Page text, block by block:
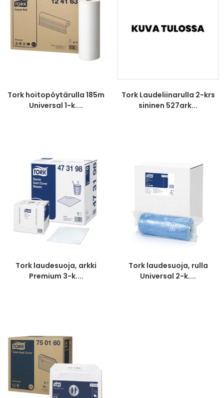
Tork hoitopöytärulla 185m
Universal 1-k....
Tork Laudeliinarulla 2-krs
sininen 527ark...
Tork laudesuoja, arkki
Premium 3-k....
Tork laudesuoja, rulla
Universal 2-k....